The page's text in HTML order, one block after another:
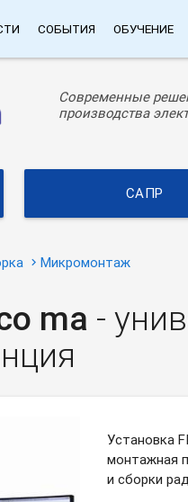
СОБЫТИЯ ОБУЧЕНИЕ
Современные
производства
САПР
Микромонтаж
ma -
Установка
монтажная
и сборки